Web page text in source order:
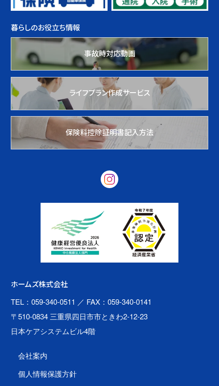
暮らしのお役立ち情報
事故時対応動画
ライフプラン作成サービス
保険料控除証明書記入方法
ホームズ株式会社
TEL：059-340-0511 ／ FAX：059-340-0141
〒510-0834 三重県四日市市ときわ2-12-23
日本ケアシステムビル4階
会社案内
個人情報保護方針